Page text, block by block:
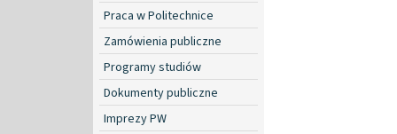
Praca w Politechnice
Zamówienia publiczne
Programy studiów
Dokumenty publiczne
Imprezy PW